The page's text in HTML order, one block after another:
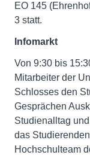
EO 145
3 statt.
Infomarkt
Von 9:30 bis
Mitarbeiter der
Schlosses den
Gesprächen
Studienalltag
das
Hochschulteam